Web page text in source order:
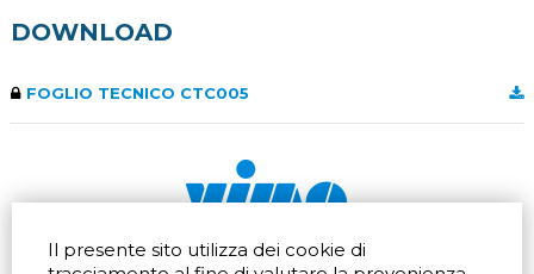
Il presente sito utilizza dei cookie di
DOWNLOAD
FOGLIO TECNICO CTC005
Via dell'artigianato 32Q
Tel. +39 039 672520